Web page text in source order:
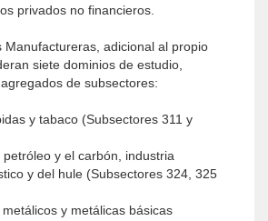
privados no financieros.
Manufactureras, adicional al propio
siete dominios de estudio,
de subsectores:
y tabaco (Subsectores 311 y
y el carbón, industria
y del hule (Subsectores 324, 325
y metálicas básicas